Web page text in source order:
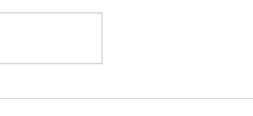
ダイハツトールフロントガラ